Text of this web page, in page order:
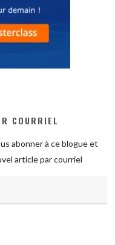
COURRIEL
abonner à ce blogue et
article par courriel